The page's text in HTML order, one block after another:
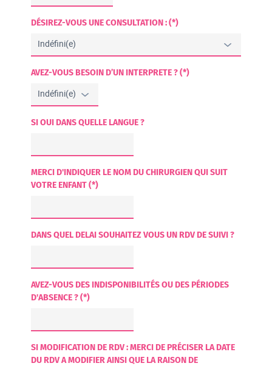
DÉSIREZ-VOUS UNE CONSULTATION : (*)
AVEZ-VOUS BESOIN D’UN INTERPRETE ? (*)
SI OUI DANS QUELLE LANGUE ?
MERCI D'INDIQUER LE NOM DU CHIRURGIEN QUI SUIT
VOTRE ENFANT (*)
DANS QUEL DELAI SOUHAITEZ VOUS UN RDV DE SUIVI ?
AVEZ-VOUS DES INDISPONIBILITÉS OU DES PÉRIODES
D'ABSENCE ? (*)
SI MODIFICATION DE RDV : MERCI DE PRÉCISER LA DATE
DU RDV A MODIFIER AINSI QUE LA RAISON DE